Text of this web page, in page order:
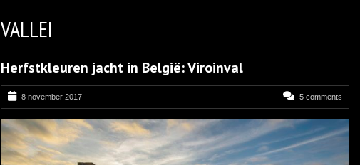
VALLEI
Herfstkleuren jacht in België: Viroinval
8 november 2017 5 comments